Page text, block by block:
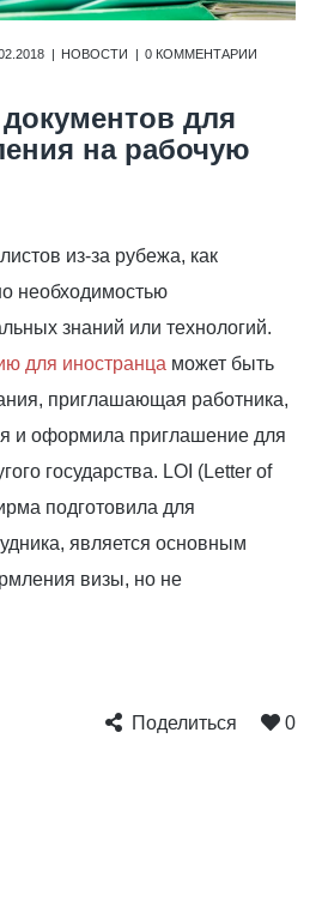
НОВОСТИ 0 КОММЕНТАРИИ
для
на рабочую
из-за рубежа, как
необходимостью
знаний или технологий.
для иностранца может быть
приглашающая работника,
и оформила приглашение для
государства. LOI (Letter of
подготовила для
является основным
визы, но не
Поделиться 0